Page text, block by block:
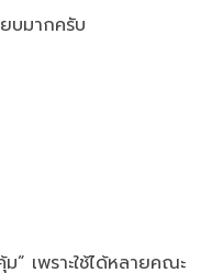
บมากครับ
” เพราะใช้ได้หลายคณะ